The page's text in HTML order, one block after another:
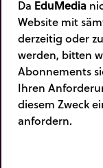
Da EduMedia
Website mit
derzeitig oder
werden, bitten
Abonnements
Ihren
diesem Zweck
anfordern.